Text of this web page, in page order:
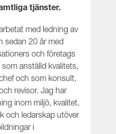
tjänster.
med ledning av
sedan 20 år med
och företags
anställd kvalitets,
och som konsult,
revisor. Jag har
inom miljö, kvalitet,
och ledarskap utöver
i